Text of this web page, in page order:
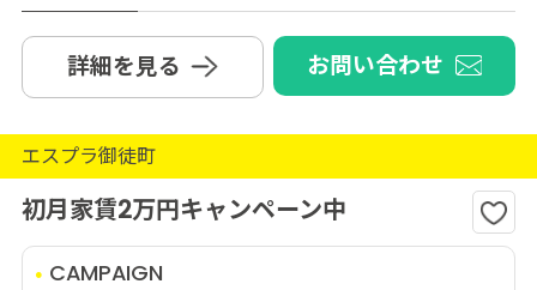
詳細を見る お問い合わせ
エスプラ御徒町
初月家賃2万円キャンペーン中
CAMPAIGN